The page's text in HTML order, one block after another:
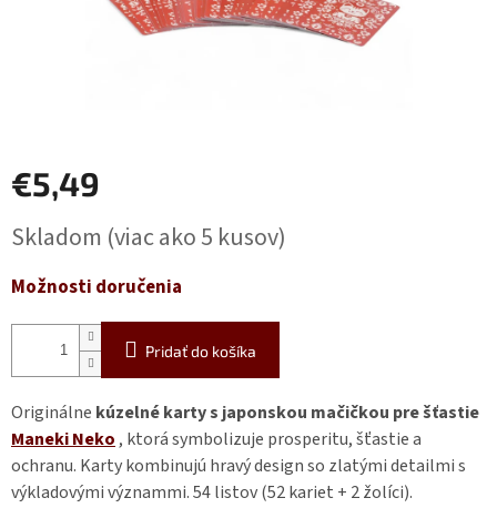
€5,49
cena:
Skladom (viac ako 5 kusov)
Možnosti doručenia
Pridať do košíka
Originálne kúzelné karty s japonskou mačičkou pre šťastie
Maneki Neko , ktorá symbolizuje prosperitu, šťastie a
ochranu. Karty kombinujú hravý design so zlatými detailmi s
výkladovými význammi. 54 listov (52 kariet + 2 žolíci).